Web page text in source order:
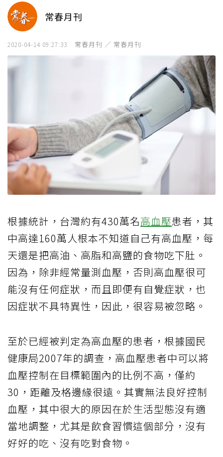
常春月刊
2020-04-14 09:27:33 常春月刊 ／ 常春月刊
根據統計，台灣約有430萬名高血壓患者，其
中高達160萬人根本不知道自己有高血壓，每
天還是把高油、高脂和高鹽的食物吃下肚。
因為，除非經常量測血壓，否則高血壓很可
能沒有任何症狀，而且即便有自覺症狀，也
因症狀不具特異性，因此，很容易被忽略。
至於已經被判定為高血壓的患者，根據國民
健康局2007年的調查，高血壓患者中可以將
血壓控制在目標範圍內的比例不高，僅約
30 ，距離及格邊緣很遠。其實無法良好控制
血壓，其中很大的原因在於生活型態沒有適
當地調整，尤其是飲食習慣這個部分，沒有
好好的吃、沒有吃對食物。